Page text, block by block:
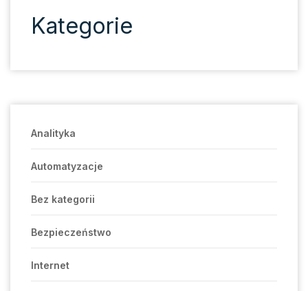
Kategorie
Analityka
Automatyzacje
Bez kategorii
Bezpieczeństwo
Internet